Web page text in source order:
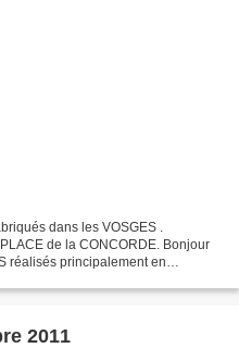
dans les VOSGES .
de la CONCORDE. Bonjour
réalisés principalement en
2011